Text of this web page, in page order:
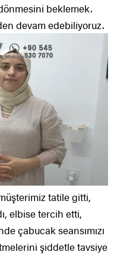
beklemek.
devam edebiliyoruz.
tatile gitti,
elbise tercih etti,
çabucak seansımızı
şiddetle tavsiye